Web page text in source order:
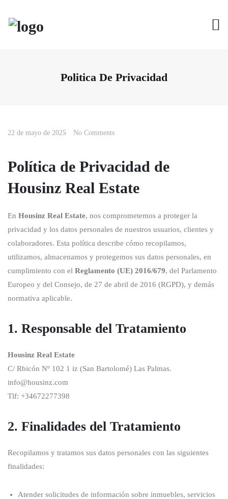
Politica De Privacidad
22 de mayo de 2025 No Comments
Política de Privacidad de
Housinz Real Estate
En Housinz Real Estate, nos comprometemos a proteger la
privacidad y los datos personales de nuestros usuarios, clientes y
colaboradores. Esta política describe cómo recopilamos,
utilizamos, almacenamos y protegemos sus datos personales, en
cumplimiento con el Reglamento (UE) 2016/679, del Parlamento
Europeo y del Consejo, de 27 de abril de 2016 (RGPD), y demás
normativa aplicable.
1. Responsable del Tratamiento
Housinz Real Estate
C/ Rbicón Nº 102 1 iz (San Bartolomé) Las Palmas.
info@housinz.com
Tlf: +34672277398
2. Finalidades del Tratamiento
Recopilamos y tratamos sus datos personales con las siguientes
finalidades:
Atender solicitudes de información sobre inmuebles, servicios